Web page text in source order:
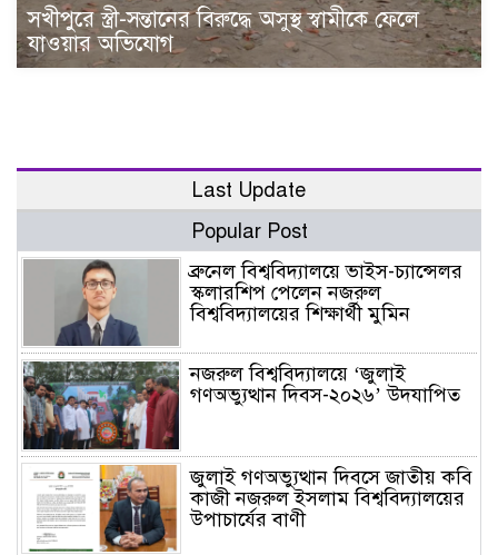
সখীপুরে স্ত্রী-সন্তানের বিরুদ্ধে অসুস্থ স্বামীকে ফেলে
যাওয়ার অভিযোগ
Last Update
Popular Post
ব্রুনেল বিশ্ববিদ্যালয়ে ভাইস-চ্যান্সেলর
স্কলারশিপ পেলেন নজরুল
বিশ্ববিদ্যালয়ের শিক্ষার্থী মুমিন
নজরুল বিশ্ববিদ্যালয়ে ‘জুলাই
গণঅভ্যুত্থান দিবস-২০২৬’ উদযাপিত
জুলাই গণঅভ্যুত্থান দিবসে জাতীয় কবি
কাজী নজরুল ইসলাম বিশ্ববিদ্যালয়ের
উপাচার্যের বাণী